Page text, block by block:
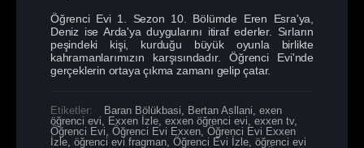
Öğrenci Evi 1. Sezon 10. Bölümde Eren Esra'ya,
Deniz ise Arda'ya duygularını itiraf ederler. Sırların
peşindeki kişi, kurduğu büyük oyunla birlikte
kahramanlarımızın karşısındadır. Öğrenci Evi'nde
gerçeklerin ortaya çıkma zamanı gelip çatar.
Etiketler: Baran Bölükbasi Bertan Asllani exen
öğrenci evi
Exxen İzle exxen öğrenci evi exxen tv,
Öğrenci Evi Öğrenci Evi Exxen ,Öğrenci Evi Exxen
İzle öğrenci evi fragman Öğrenci Evi İzle öğrenci evi